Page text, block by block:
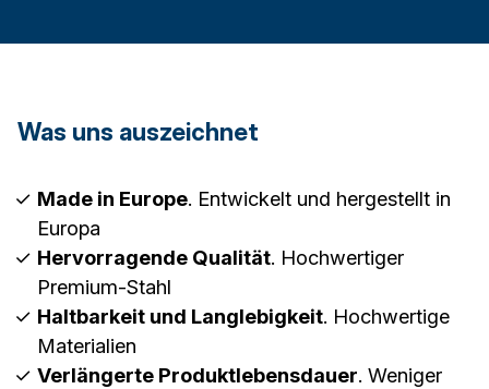
Was uns auszeichnet
Made in Europe. Entwickelt und hergestellt in
Europa
Hervorragende Qualität. Hochwertiger
Premium-Stahl
Haltbarkeit und Langlebigkeit. Hochwertige
Materialien
Verlängerte Produktlebensdauer. Weniger